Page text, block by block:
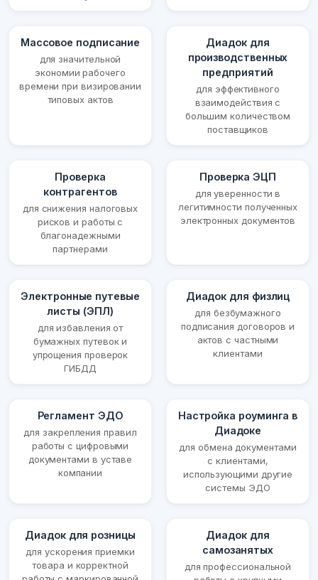
Массовое подписание
для значительной
экономии рабочего
времени при визировании
типовых актов
Диадок для
производственных
предприятий
для эффективного
взаимодействия с
большим количеством
поставщиков
Проверка
контрагентов
для снижения налоговых
рисков и работы с
благонадежными
партнерами
Проверка ЭЦП
для уверенности в
легитимности полученных
электронных документов
Электронные путевые
листы (ЭПЛ)
для избавления от
бумажных путевок и
упрощения проверок
ГИБДД
Диадок для физлиц
для безбумажного
подписания договоров и
актов с частными
клиентами
Регламент ЭДО
для закрепления правил
работы с цифровыми
документами в уставе
компании
Настройка роуминга в
Диадоке
для обмена документами
с клиентами,
использующими другие
системы ЭДО
Диадок для розницы
для ускорения приемки
товара и корректной
Диадок для
самозанятых
для профессиональной